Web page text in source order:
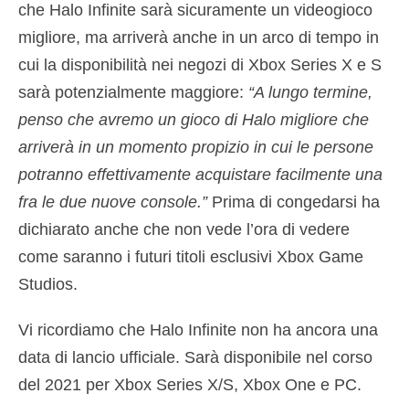
che Halo Infinite sarà sicuramente un videogioco
migliore, ma arriverà anche in un arco di tempo in
cui la disponibilità nei negozi di Xbox Series X e S
sarà potenzialmente maggiore: “A lungo termine,
penso che avremo un gioco di Halo migliore che
arriverà in un momento propizio in cui le persone
potranno effettivamente acquistare facilmente una
fra le due nuove console.” Prima di congedarsi ha
dichiarato anche che non vede l’ora di vedere
come saranno i futuri titoli esclusivi Xbox Game
Studios.
Vi ricordiamo che Halo Infinite non ha ancora una
data di lancio ufficiale. Sarà disponibile nel corso
del 2021 per Xbox Series X/S, Xbox One e PC.